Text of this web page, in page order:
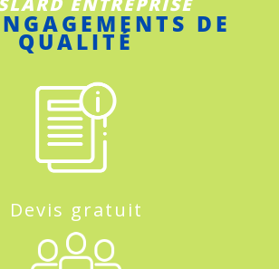
DE
QUALITÉ
Devis gratuit